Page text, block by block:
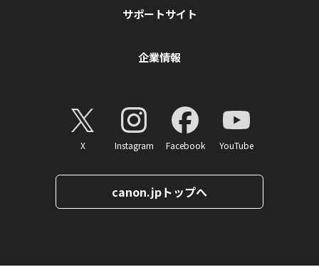
サポートサイト
企業情報
X Instagram Facebook YouTube
canon.jpトップへ